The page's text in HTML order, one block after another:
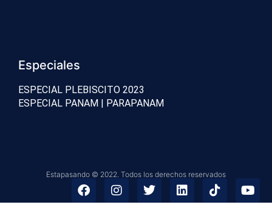
Especiales
ESPECIAL PLEBISCITO 2023
ESPECIAL PANAM | PARAPANAM
Estapasando © 2022. Todos los derechos reservados